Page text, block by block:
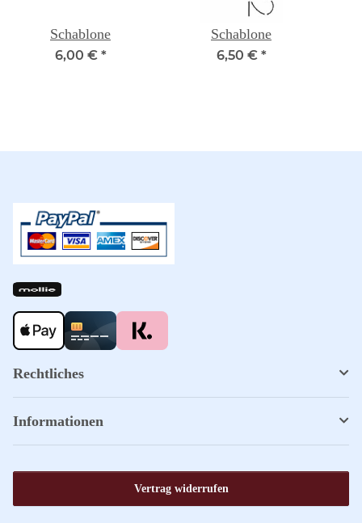
Schablone
6,00 € *
Schablone
6,50 € *
Rechtliches
Informationen
Vertrag widerrufen